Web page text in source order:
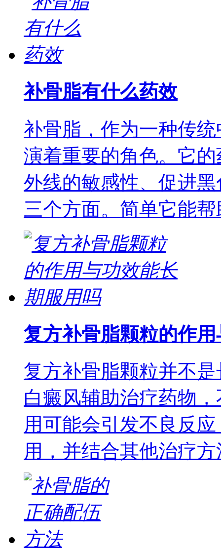
补骨脂有什么药效
补骨脂，作为一种传
演着重要的角色。它
外线的敏感性、促进
三个方面。简单它能
复方补骨脂颗粒的作
复方补骨脂颗粒并不
白癜风辅助治疗药物
用可能会引发不良反
用，并结合其他治疗